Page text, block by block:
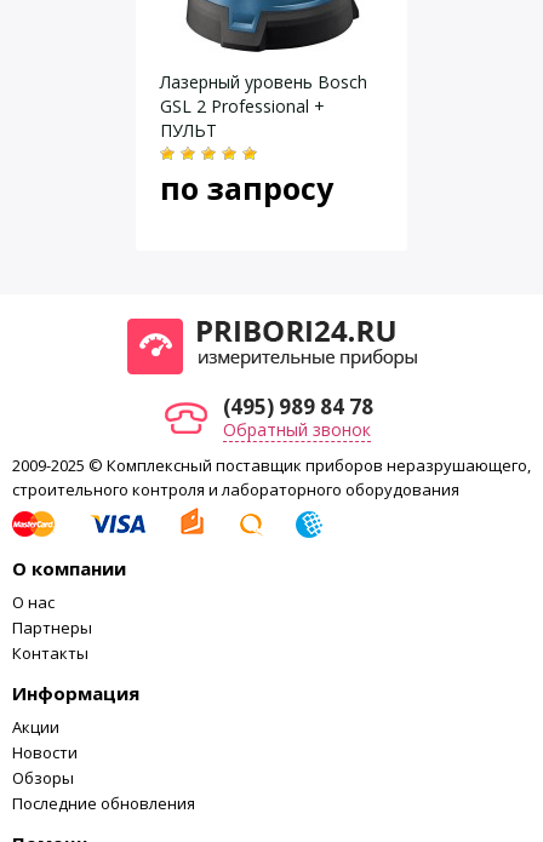
5/8
обработку персональных данных
Лазерный уровень Bosch
GSL 2 Professional +
ПУЛЬТ
по запросу
(495) 989 84 78
Обратный звонок
2009-2025 © Комплексный поставщик приборов неразрушающего,
строительного контроля и лабораторного оборудования
О компании
О нас
Партнеры
Контакты
Информация
Акции
Новости
Обзоры
Последние обновления